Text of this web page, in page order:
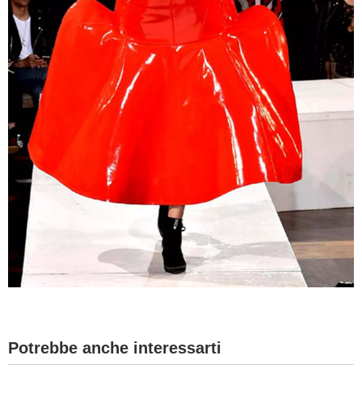
Potrebbe anche interessarti